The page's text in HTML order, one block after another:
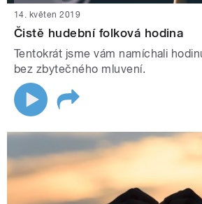
14. květen 2019
Čistě hudební folková hodina
Tentokrát jsme vám namíchali
bez zbytečného mluvení.